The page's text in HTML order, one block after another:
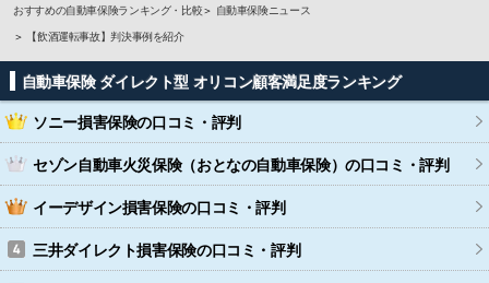
おすすめの自動車保険ランキング・比較
自動車保険ニュース
【飲酒運転事故】判決事例を紹介
自動車保険 ダイレクト型 オリコン顧客満足度ランキング
ソニー損害保険の口コミ・評判
セゾン自動車火災保険（おとなの自動車保険）の口コミ・評判
イーデザイン損害保険の口コミ・評判
三井ダイレクト損害保険の口コミ・評判